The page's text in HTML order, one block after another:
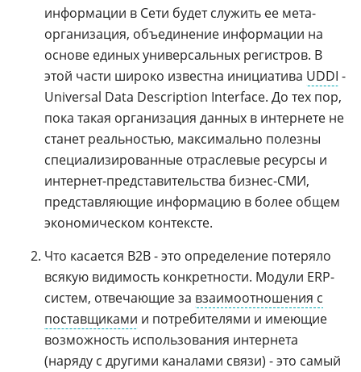
информации в Сети будет служить ее мета-
организация, объединение информации на
основе единых универсальных регистров. В
этой части широко известна инициатива UDDI -
Universal Data Description Interface. До тех пор,
пока такая организация данных в интернете не
станет реальностью, максимально полезны
специализированные отраслевые ресурсы и
интернет-представительства бизнес-СМИ,
представляющие информацию в более общем
экономическом контексте.
Что касается B2B - это определение потеряло
всякую видимость конкретности. Модули ERP-
систем, отвечающие за взаимоотношения с
поставщиками и потребителями и имеющие
возможность использования интернета
(наряду с другими каналами связи) - это самый